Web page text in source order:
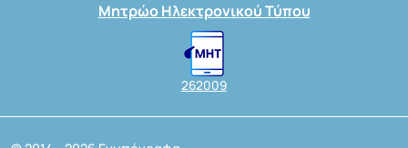
Μητρώο Ηλεκτρονικού Τύπου
262009